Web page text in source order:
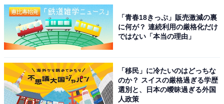
「青春18きっぷ」販売激減の裏
に何が？ 連続利用の厳格化だけ
ではない「本当の理由」
「移民」に冷たいのはどっちな
のか？ スイスの厳格過ぎる学歴
選別と、日本の曖昧過ぎる外国
人政策